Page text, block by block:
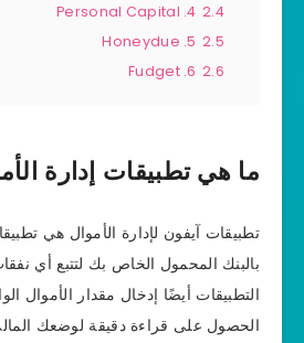
2.4
4. Personal Capital
2.5
5. Honeydue
2.6
6. Fudget
ما هي تطبيقات إدارة
تطبيقات آيفون لإدارة الأموال هي
بالبنك المحمول الخاص بك لتتبع أي
التطبيقات أيضًا إدخال مقدار الأموال
الحصول على قراءة دقيقة لوضعك